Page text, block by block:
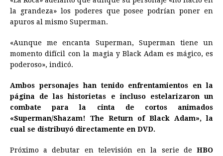
la grandeza» los poderes que posee podrían poner en
apuros al mismo Superman.
«Aunque me encanta Superman, Superman tiene un
momento difícil con la magia y Black Adam es mágico, es
poderoso», indicó.
Ambos personajes han tenido enfrentamientos en la
página de las historietas e incluso estelarizaron un
combate para la cinta de cortos animados
«Superman/Shazam! The Return of Black Adam», la
cual se distribuyó directamente en DVD.
Próximo a debutar en televisión en la serie de HBO